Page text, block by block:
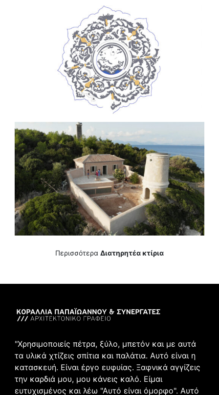
Περισσότερα Διατηρητέα κτίρια
"Χρησιμοποιείς πέτρα, ξύλο, μπετόν και με αυτά
τα υλικά χτίζεις σπίτια και παλάτια. Αυτό είναι η
κατασκευή. Είναι έργο ευφυίας. Ξαφνικά αγγίζεις
την καρδιά μου, μου κάνεις καλό. Είμαι
ευτυχισμένος και λέω "Αυτό είναι όμορφο". Αυτό